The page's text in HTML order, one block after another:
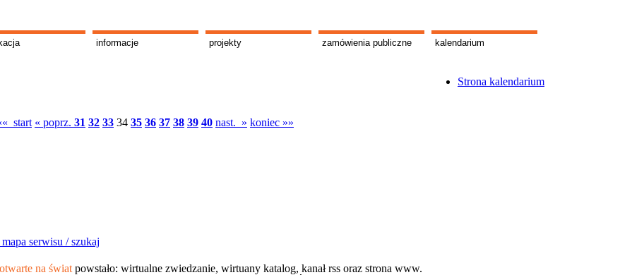
informacje projekty zamówienia publiczne kalendarium
Strona kalendarium
start « poprz. 31 32 33 34 35 36 37 38 39 40 nast. » koniec »»
mapa serwisu /szukaj
na świat powstało: wirtualne zwiedzanie, wirtuany katalog, kanał rss oraz strona www.